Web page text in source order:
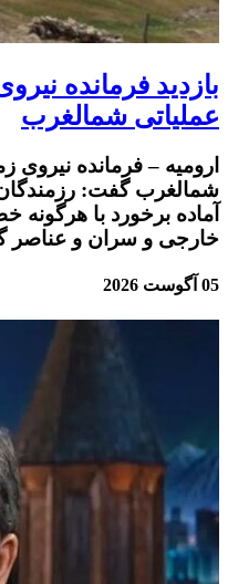
بازدید فرمانده
عملیاتی شمالغرب
ارومیه – فرمانده نیروی
شمالغرب گفت:
آماده برخورد با
خارجی و سران و عناصر
05 آگوست 2026